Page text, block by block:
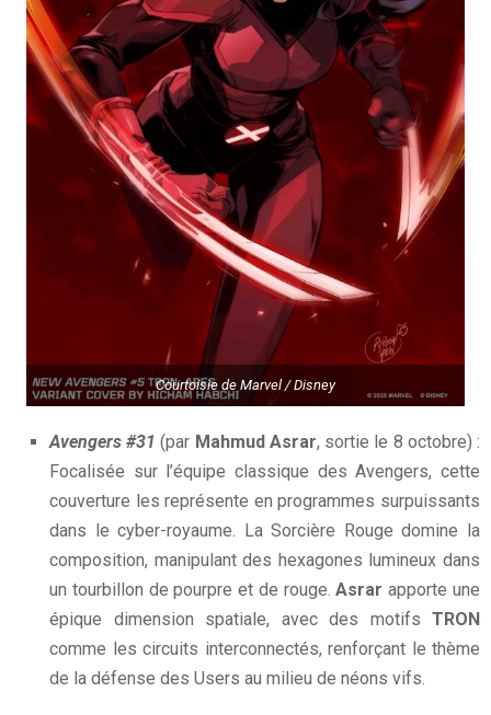
Courtoisie de Marvel / Disney
Avengers #31 (par Mahmud Asrar, sortie le 8 octobre) :
Focalisée sur l’équipe classique des Avengers, cette
couverture les représente en programmes surpuissants
dans le cyber-royaume. La Sorcière Rouge domine la
composition, manipulant des hexagones lumineux dans
un tourbillon de pourpre et de rouge.Asrar apporte une
épique dimension spatiale, avec des motifs TRON
comme les circuits interconnectés, renforçant le thème
de la défense des Users au milieu de néons vifs.